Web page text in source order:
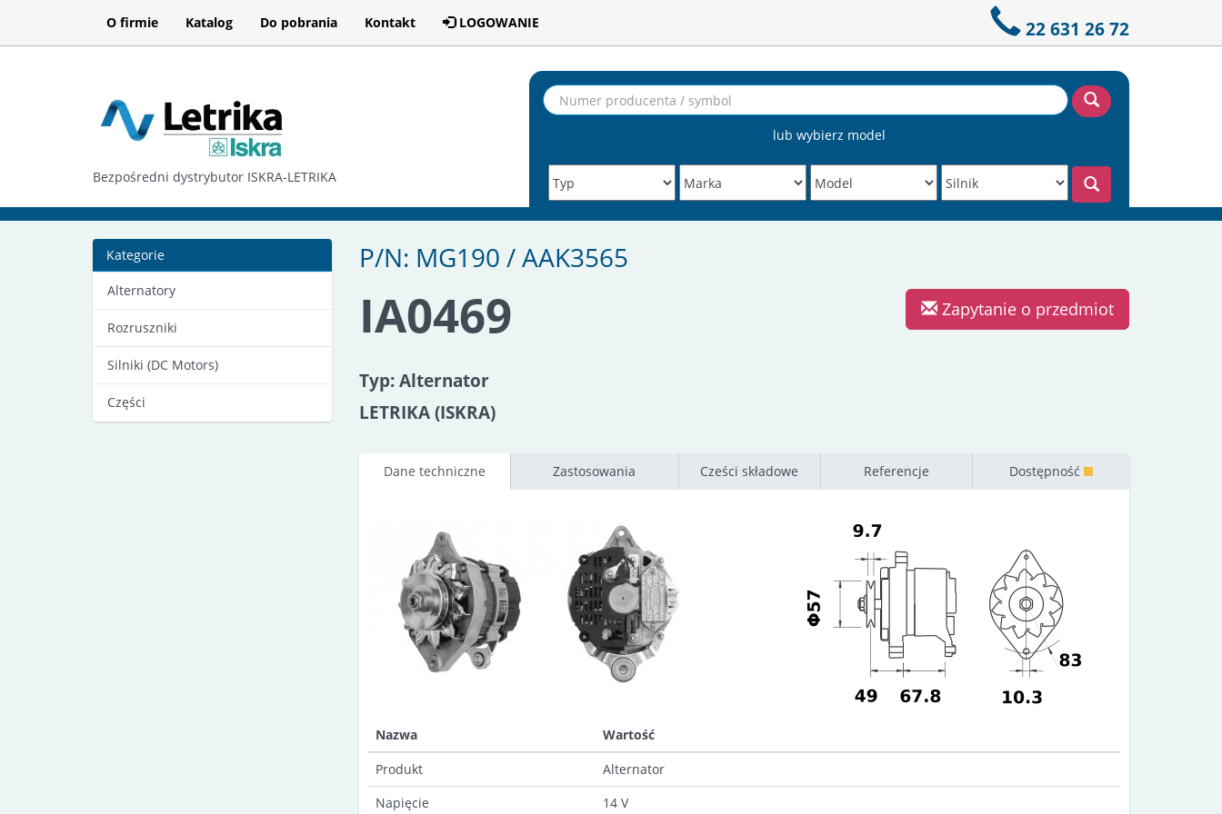
O firmie Katalog Do pobrania Kontakt LOGOWANIE 22 631 26 72
Bezpośredni dystrybutor ISKRA-LETRIKA
lub wybierz model
Kategorie
Alternatory
Rozruszniki
Silniki (DC Motors)
Części
P/N: MG190 / AAK3565
Zapytanie o przedmiot
IA0469
Typ: Alternator
LETRIKA (ISKRA)
Dane techniczne Zastosowania Cześci składowe Referencje Dostępność
Nazwa
Wartość
Produkt
Alternator
Napięcie
14 V